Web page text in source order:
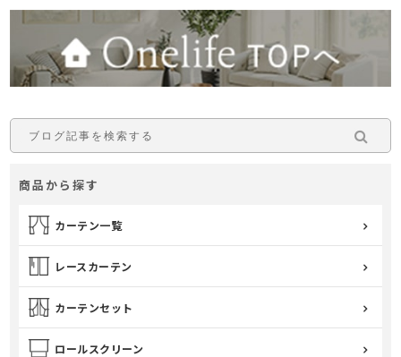
商品から探す
カーテン一覧
レースカーテン
カーテンセット
ロールスクリーン